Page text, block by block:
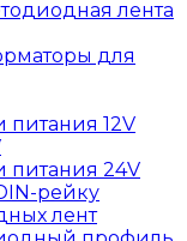
лента
для
питания 12V
питания 24V
рейку
лент